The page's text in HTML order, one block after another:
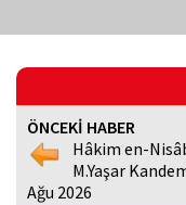
ÖNCEKİ HABER
Hâkim en-
M.Yaşar
Ağu 2026